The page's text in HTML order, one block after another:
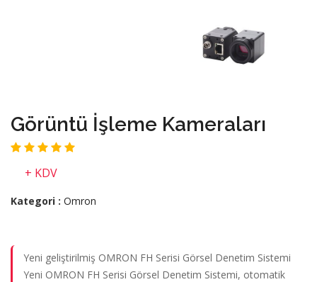
Görüntü İşleme Kameraları
+ KDV
Kategori : Omron
Yeni geliştirilmiş OMRON FH Serisi Görsel Denetim Sistemi
Yeni OMRON FH Serisi Görsel Denetim Sistemi, otomatik